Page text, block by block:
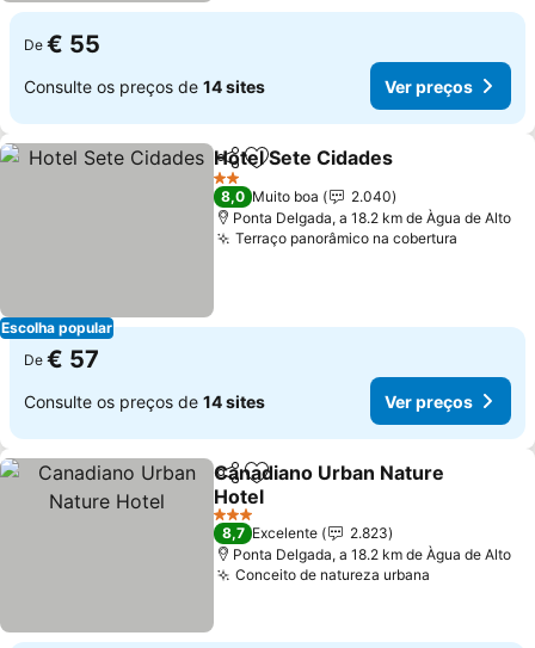
De € 55
Consulte os preços de 14 sites Ver preços
Escolha popular
PartilharAdicionar aos favoritos
Hotel Sete Cidades
2 Estrelas
8,0 Muito boa
2.040
Ponta Delgada, a 18.2 km de Àgua de Alto
Terraço panorâmico na cobertura
De € 57
Consulte os preços de 14 sites Ver preços
PartilharAdicionar aos favoritos
Canadiano Urban Nature
Hotel
3 Estrelas
8,7 Excelente
2.823
Ponta Delgada, a 18.2 km de Àgua de Alto
Conceito de natureza urbana